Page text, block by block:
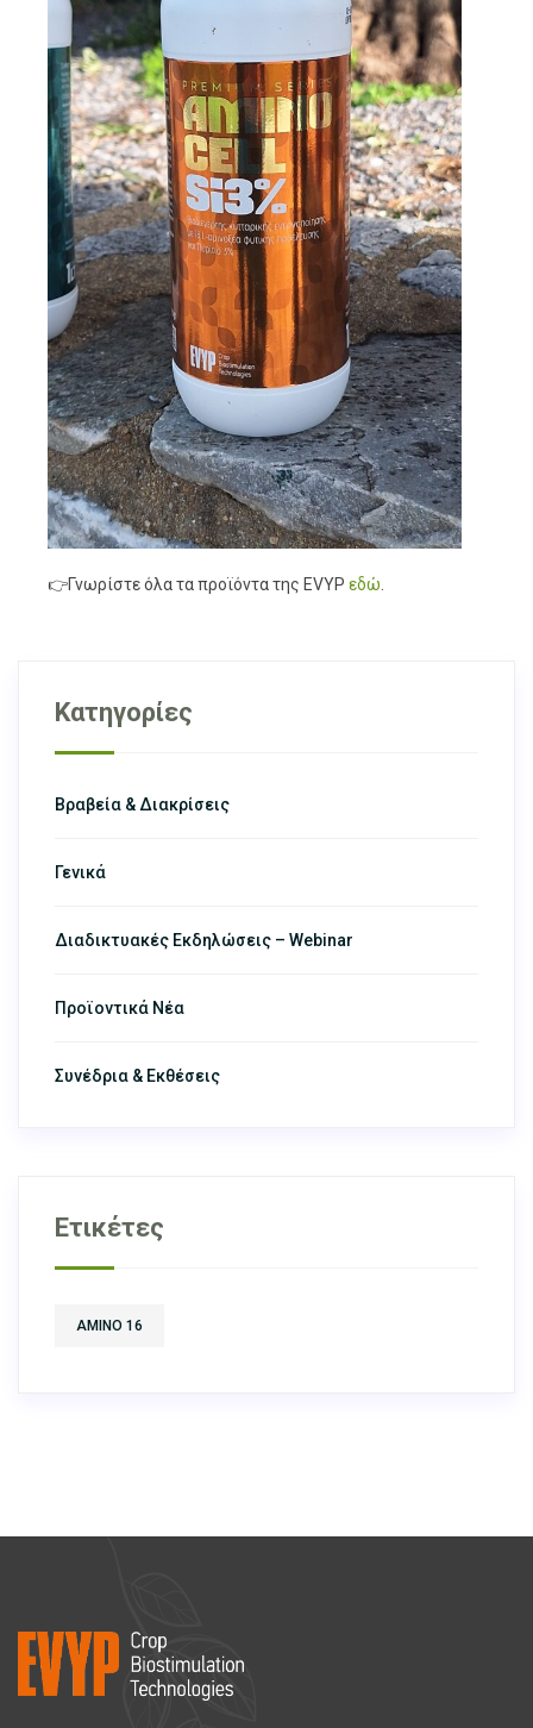
👉Γνωρίστε όλα τα προϊόντα της EVYP εδώ
Κατηγορίες
Βραβεία & Διακρίσεις
Γενικά
Διαδικτυακές Εκδηλώσεις – Webinar
Προϊοντικά Νέα
Συνέδρια & Εκθέσεις
Ετικέτες
AMINO 16